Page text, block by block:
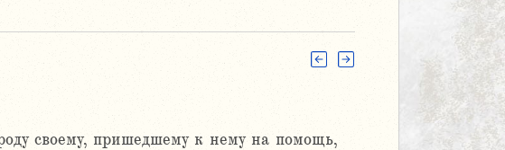
своему, пришедшему к нему на помощь,